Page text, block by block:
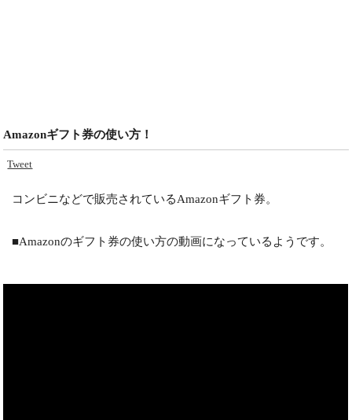
Amazonギフト券の使い方！
Tweet
コンビニなどで販売されているAmazonギフト券。
■Amazonのギフト券の使い方の動画になっているようです。